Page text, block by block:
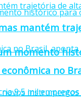
momento
mantém
no